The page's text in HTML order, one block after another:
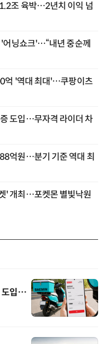
조 육박…2년치 이익 넘
어닝쇼크'…“내년 중순께
억 '역대 최대'…쿠팡이츠
도입…무자격 라이더 차
억원…분기 기준 역대 최
' 개최…포켓몬 별빛낙원
도입…